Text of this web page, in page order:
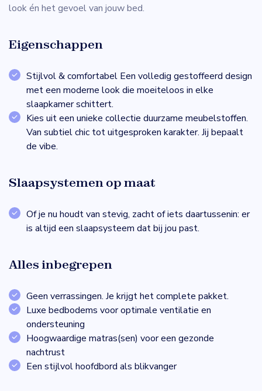
look én het gevoel van jouw bed.
Eigenschappen
Stijlvol & comfortabel Een volledig gestoffeerd design
met een moderne look die moeiteloos in elke
slaapkamer schittert.
Kies uit een unieke collectie duurzame meubelstoffen.
Van subtiel chic tot uitgesproken karakter. Jij bepaalt
de vibe.
Slaapsystemen op maat
Of je nu houdt van stevig, zacht of iets daartussenin: er
is altijd een slaapsysteem dat bij jou past.
Alles inbegrepen
Geen verrassingen. Je krijgt het complete pakket.
Luxe bedbodems voor optimale ventilatie en
ondersteuning
Hoogwaardige matras(sen) voor een gezonde
nachtrust
Een stijlvol hoofdbord als blikvanger